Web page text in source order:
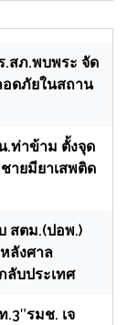
.สภ.พบพระ จัด
ดภัยในสถาน
.ท่าข้าม ตั้งจุด
ายมียาเสพติด
สตม.(ปอพ.)
ลังศาล
ลับประเทศ
.3″รมช. เจ